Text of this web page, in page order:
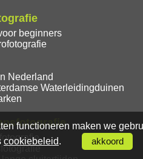
beginners
Nederland
Waterleidingduinen
functioneren maken we
cookiebeleid. akkoord